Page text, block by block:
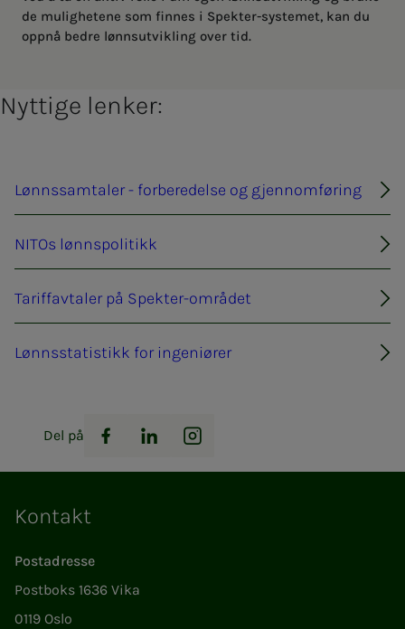
de mulighetene som finnes i Spekter-systemet, kan du
oppnå bedre lønnsutvikling over tid.
Nyttige lenker:
Lønnssamtaler - forberedelse og gjennomføring
NITOs lønnspolitikk
Tariffavtaler på Spekter-området
Lønnsstatistikk for ingeniører
Del på
Facebook
LinkedInInstagram
Kontakt
Postadresse
Postboks 1636 Vika
0119 Oslo